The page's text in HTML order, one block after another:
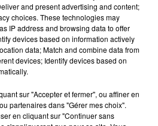
« New Orleans » est le
par le Mississipi. Berceau du
des ambiances survoltées où
Sidney Bechet, Fats Waller,
divers (jazz, funk, rock,
que ces six musiciens ont décidé
passion pour la musique "New
and present advertising and content;
choices. These technologies may
IP address and browsing data to offer
devices based on information actively
data; Match and combine data from
devices; Identify devices based on
sur "Accepter et fermer", ou affiner en
partenaires dans "Gérer mes choix".
en cliquant sur "Continuer sans